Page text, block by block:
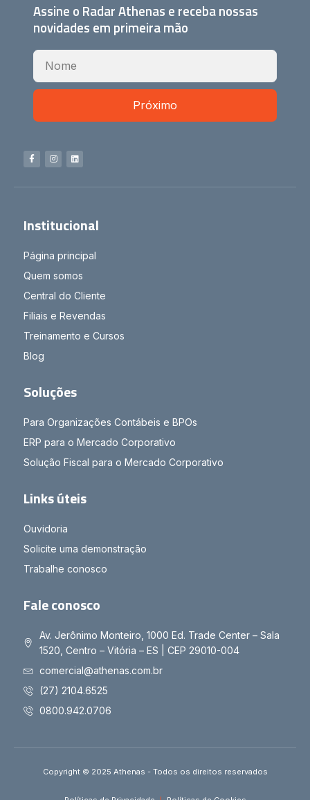
Assine o Radar Athenas e receba nossas
novidades em primeira mão
Próximo
Institucional
Página principal
Quem somos
Central do Cliente
Filiais e Revendas
Treinamento e Cursos
Blog
Soluções
Para Organizações Contábeis e BPOs
ERP para o Mercado Corporativo
Solução Fiscal para o Mercado Corporativo
Links úteis
Ouvidoria
Solicite uma demonstração
Trabalhe conosco
Fale conosco
Av. Jerônimo Monteiro, 1000 Ed. Trade Center – Sala
1520, Centro – Vitória – ES | CEP 29010-004
comercial@athenas.com.br
(27) 2104.6525
0800.942.0706
Copyright © 2025 Athenas - Todos os direitos reservados